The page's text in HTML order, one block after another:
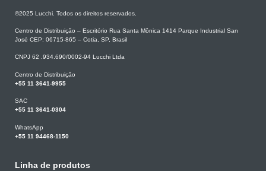
©2025 Lucchi. Todos os direitos reservados.
Centro de Distribuição – Escritório Rua Santa Mônica 1414 Parque Industrial San
José CEP: 06715-865 – Cotia, SP, Brasil
CNPJ 62 .934.690/0002-94 Lucchi Ltda
Centro de Distribuição
+55 11 3641-9955
SAC
+55 11 3641-0304
WhatsApp
+55 11 94468-1150
Linha de produtos